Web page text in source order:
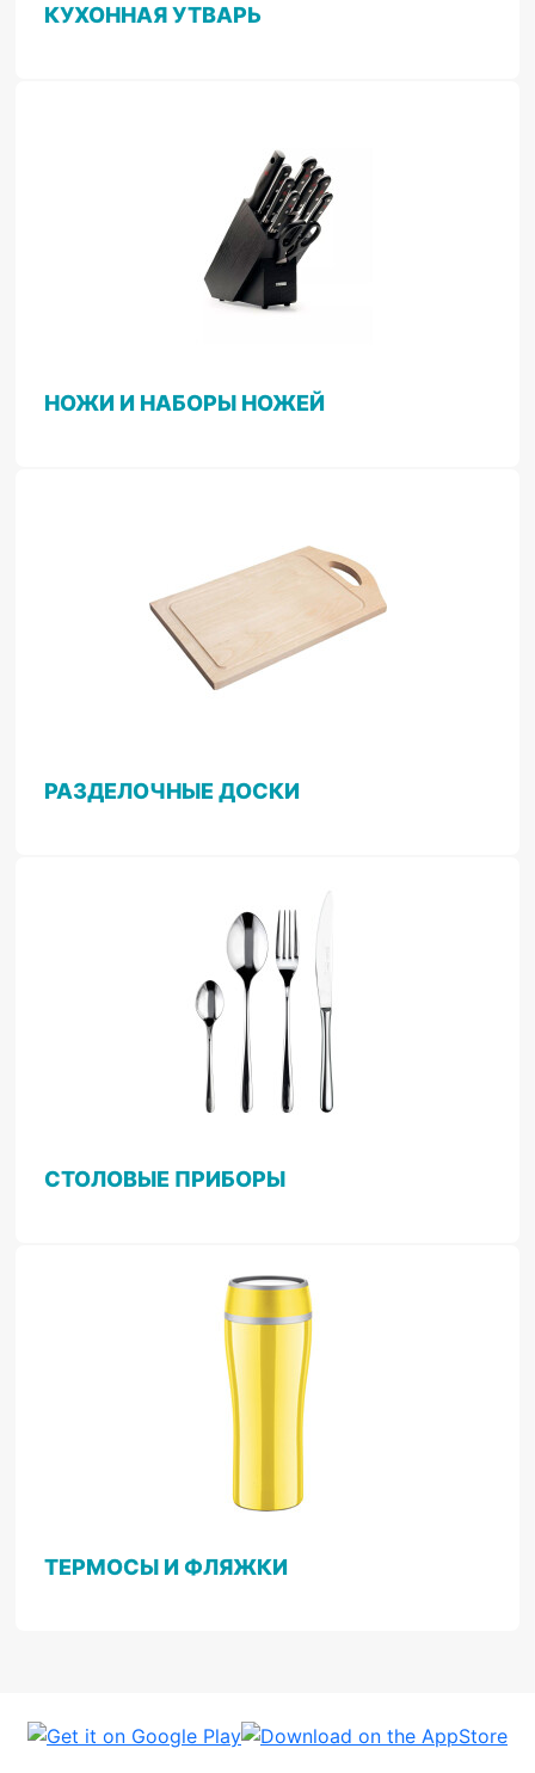
КУХОННАЯ УТВАРЬ
НОЖИ И НАБОРЫ НОЖЕЙ
РАЗДЕЛОЧНЫЕ ДОСКИ
СТОЛОВЫЕ ПРИБОРЫ
ТЕРМОСЫ И ФЛЯЖКИ